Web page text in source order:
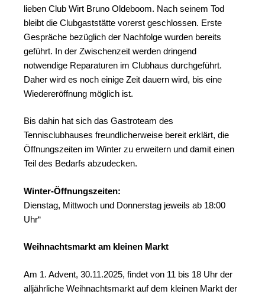
lieben Club Wirt Bruno Oldeboom. Nach seinem Tod
bleibt die Clubgaststätte vorerst geschlossen. Erste
Gespräche bezüglich der Nachfolge wurden bereits
geführt. In der Zwischenzeit werden dringend
notwendige Reparaturen im Clubhaus durchgeführt.
Daher wird es noch einige Zeit dauern wird, bis eine
Wiedereröffnung möglich ist.
Bis dahin hat sich das Gastroteam des
Tennisclubhauses freundlicherweise bereit erklärt, die
Öffnungszeiten im Winter zu erweitern und damit einen
Teil des Bedarfs abzudecken.
Winter-Öffnungszeiten:
Dienstag, Mittwoch und Donnerstag jeweils ab 18:00
Uhr“
Weihnachtsmarkt am kleinen Markt
Am 1. Advent, 30.11.2025, findet von 11 bis 18 Uhr der
alljährliche Weihnachtsmarkt auf dem kleinen Markt der